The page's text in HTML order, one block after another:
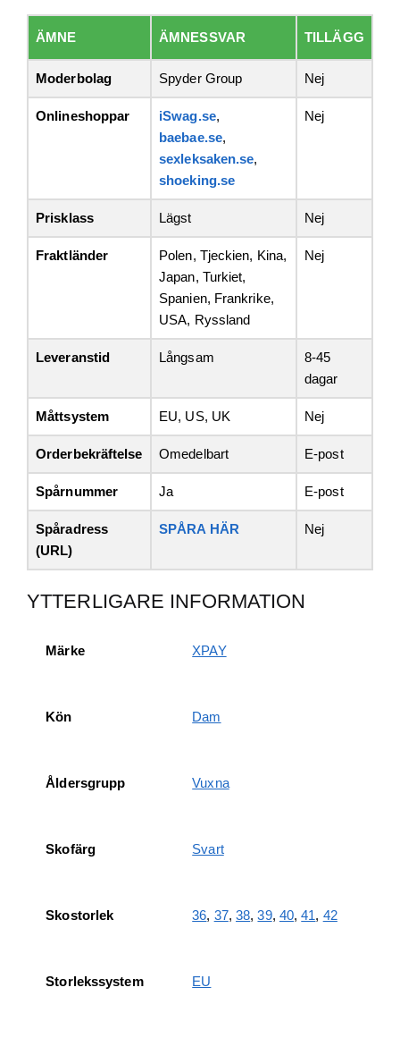
ÄMNE ÄMNESSVAR TILLÄGG
Moderbolag Spyder Group Nej
Onlineshoppar iSwag.se,
baebae.se,
sexleksaken.se,
shoeking.se
Nej
Prisklass Lägst Nej
Fraktländer
Polen, Tjeckien, Kina,
Japan, Turkiet,
Spanien, Frankrike,
USA, Ryssland
Nej
Leveranstid Långsam
8-45
dagar
Måttsystem EU, US, UK Nej
Orderbekräftelse Omedelbart E-post
Spårnummer Ja E-post
Spåradress
(URL)
SPÅRA HÄR Nej
YTTERLIGARE INFORMATION
Märke XPAY
Kön Dam
Åldersgrupp Vuxna
Skofärg Svart
Skostorlek 36, 37,38,39, 40,41, 42
Storlekssystem EU